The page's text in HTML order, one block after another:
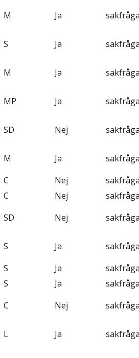
M Ja
S Ja
M Ja
MP Ja
SD Nej
M Ja
C Nej
C Nej
SD Nej
S Ja
S Ja
S Ja
C Nej
L Ja